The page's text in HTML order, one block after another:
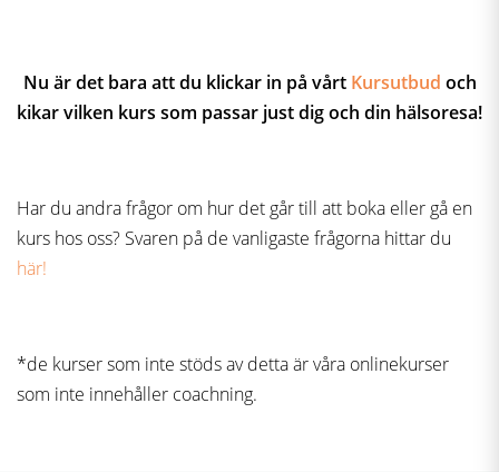
Nu är det bara att du klickar in på vårt Kursutbud och
kikar vilken kurs som passar just dig och din hälsoresa!
Har du andra frågor om hur det går till att boka eller gå en
kurs hos oss? Svaren på de vanligaste frågorna hittar du
här!
*de kurser som inte stöds av detta är våra onlinekurser
som inte innehåller coachning.